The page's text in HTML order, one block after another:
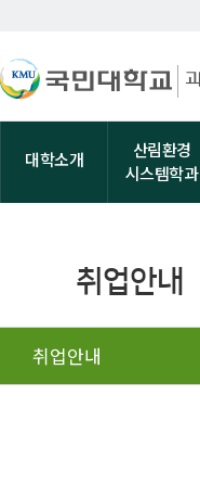
대학소개
산림환경
시스템학과
취업안내
취업안내